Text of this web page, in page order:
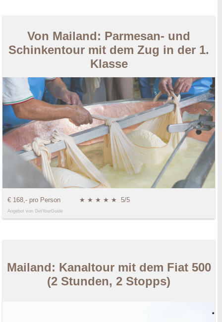
Von Mailand: Parmesan- und
Schinkentour mit dem Zug in der 1.
Klasse
€ 168,- pro Person ★ ★ ★ ★ ★ 5/5
Angebot von GetYourGuide
Mailand: Kanaltour mit dem Fiat 500
(2 Stunden, 2 Stopps)